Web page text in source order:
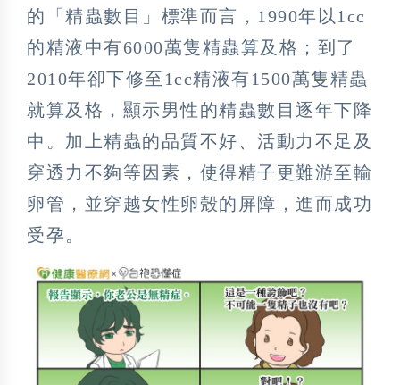
的「精蟲數目」標準而言，1990年以1cc
的精液中有6000萬隻精蟲算及格；到了
2010年卻下修至1cc精液有1500萬隻精蟲
就算及格，顯示男性的精蟲數目逐年下降
中。加上精蟲的品質不好、活動力不足及
穿透力不夠等因素，使得精子更難游至輸
卵管，並穿越女性卵殼的屏障，進而成功
受孕。